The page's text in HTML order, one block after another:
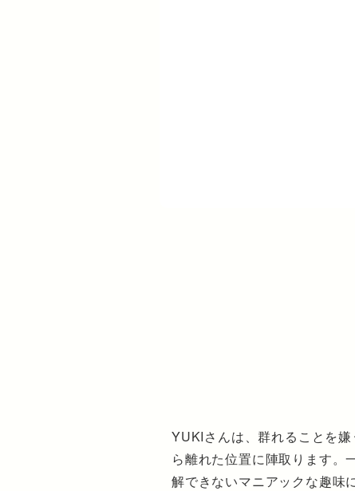
YUKIさんは、群れることを
ら離れた位置に陣取ります。
解できないマニアックな趣味